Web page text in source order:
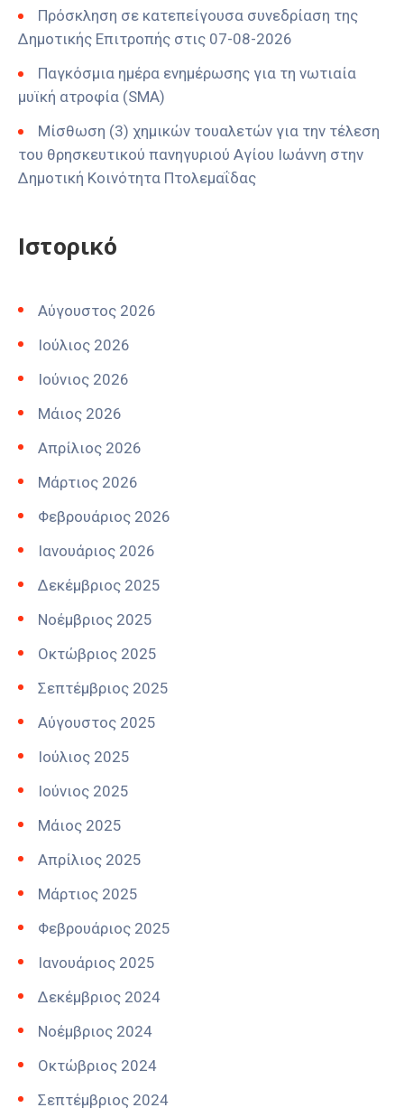
Πρόσκληση σε κατεπείγουσα συνεδρίαση της
Δημοτικής Επιτροπής στις 07-08-2026
Παγκόσμια ημέρα ενημέρωσης για τη νωτιαία
μυϊκή ατροφία (SMA)
Μίσθωση (3) χημικών τουαλετών για την τέλεση
του θρησκευτικού πανηγυριού Αγίου Ιωάννη στην
Δημοτική Κοινότητα Πτολεμαΐδας
Ιστορικό
Αύγουστος 2026
Ιούλιος 2026
Ιούνιος 2026
Μάιος 2026
Απρίλιος 2026
Μάρτιος 2026
Φεβρουάριος 2026
Ιανουάριος 2026
Δεκέμβριος 2025
Νοέμβριος 2025
Οκτώβριος 2025
Σεπτέμβριος 2025
Αύγουστος 2025
Ιούλιος 2025
Ιούνιος 2025
Μάιος 2025
Απρίλιος 2025
Μάρτιος 2025
Φεβρουάριος 2025
Ιανουάριος 2025
Δεκέμβριος 2024
Νοέμβριος 2024
Οκτώβριος 2024
Σεπτέμβριος 2024